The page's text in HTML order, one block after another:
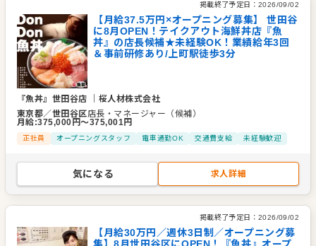
私たちが目指すのは、おいしい海鮮丼を提供するだけではあり
ません。毎日気軽に立ち寄れる身近なお店として、地域のお客
様に長く愛される店舗づくりを大切にしています。
人と向き合う会社だからこそ、人とのつながりを大切にしたサ
ービスを追求し、新しい飲食事業を通じて、地域に笑顔を届け
られる存在を目指しています。
業種／業態
和食全般
代表者 代表取締役 小川 晶子
事業所 東京都世田谷区中町5-10-22
掲載終了予定日： 2026/09/02
【月給37.5万円×オープニング募集】 世田谷
に8月OPEN！テイクアウト海鮮丼店『魚
丼』の店長候補★未経験OK！業績給年3回
＆事前研修あり/上町駅徒歩3分
『魚丼』世田谷店
桜人材株式会社
東京都／世田谷区店長・マネージャー（候補）
月給:375,000 円〜375,001円
正社員 オープニングスタッフ 電車通勤OK 交通費支給 未経験歓迎
気になる 求人詳細
掲載終了予定日： 2026/09/02
【月給30万円／週休3日制／オープニング募